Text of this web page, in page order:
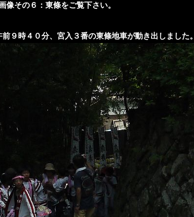
その６：東條をご覧下さい。
前９時４０分、宮入３番の東條地車が動き出しました。